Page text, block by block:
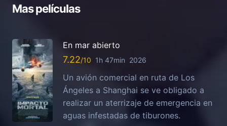
Mas películas
En mar abierto
7.22 1h 47min 2026
Un avión comercial en ruta de Los
Ángeles a Shanghai se ve obligado a
realizar un aterrizaje de emergencia en
aguas infestadas de tiburones.